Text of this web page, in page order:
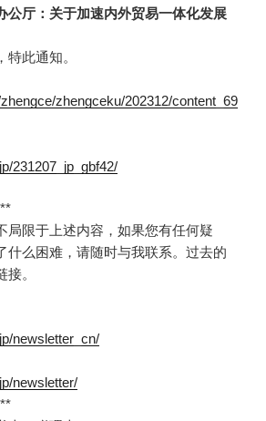
公厅：关于加速内外贸易一体化发展
此通知。
zhengceku/202312/content_69
231207_jp_gbf42/
局限于上述内容，如果您有任何疑
什么困难，请随时与我联系。过去的
。
newsletter_cn/
newsletter/